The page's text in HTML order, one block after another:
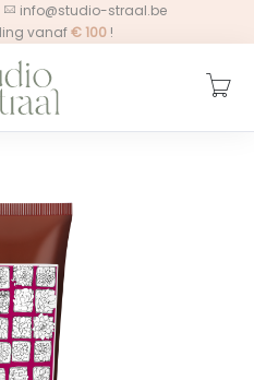
info@studio-straal.be
vanaf€100 !